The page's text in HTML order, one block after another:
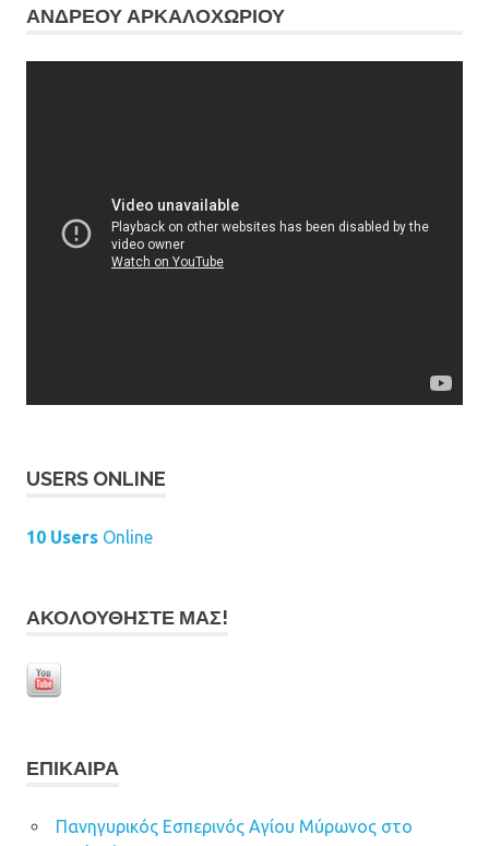
ΑΝΔΡΕΟΥ ΑΡΚΑΛΟΧΩΡΙΟΥ
USERS ONLINE
10 Users Online
ΑΚΟΛΟΥΘΉΣΤΕ ΜΑΣ!
ΕΠΊΚΑΙΡΑ
Πανηγυρικός Εσπερινός Αγίου Μύρωνος στο